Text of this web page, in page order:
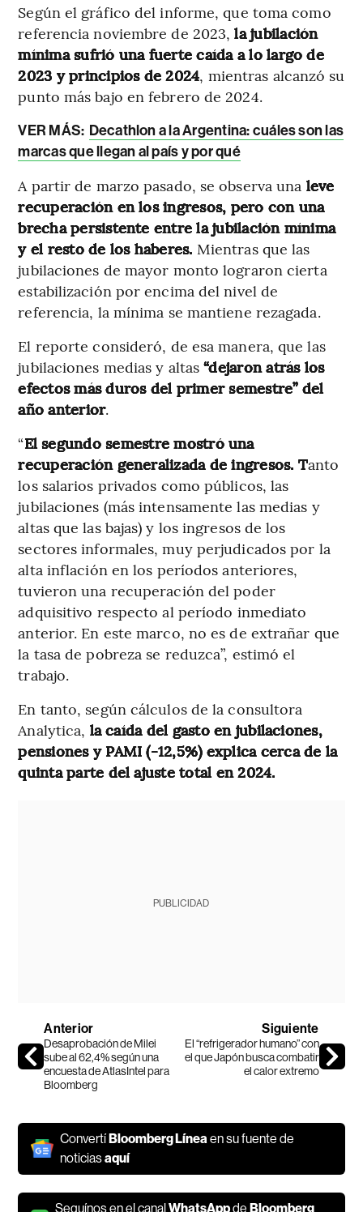
Según el gráfico del informe, que toma como
referencia noviembre de 2023,la jubilación
mínima sufrió una fuerte caída a lo largo de
2023 y principios de 2024, mientras alcanzó su
punto más bajo en febrero de 2024.
VER MÁS: Decathlon a la Argentina: cuáles son las
marcas que llegan al país y por qué
A partir de marzo pasado, se observa una leve
recuperación en los ingresos, pero con una
brecha persistente entre la jubilación mínima
y el resto de los haberes. Mientras que las
jubilaciones de mayor monto lograron cierta
estabilización por encima del nivel de
referencia, la mínima se mantiene rezagada.
El reporte consideró, de esa manera, que las
jubilaciones medias y altas“dejaron atrás los
efectos más duros del primer semestre” del
año anterior.
“El segundo semestre mostró una
recuperación generalizada de ingresos. Tanto
los salarios privados como públicos, las
jubilaciones (más intensamente las medias y
altas que las bajas) y los ingresos de los
sectores informales, muy perjudicados por la
alta inflación en los períodos anteriores,
tuvieron una recuperación del poder
adquisitivo respecto al período inmediato
anterior. En este marco, no es de extrañar que
la tasa de pobreza se reduzca”, estimó el
trabajo.
En tanto, según cálculos de la consultora
Analytica, la caída del gasto en jubilaciones,
pensiones y PAMI (-12,5%) explica cerca de la
quinta parte del ajuste total en 2024.
PUBLICIDAD
Anterior
Desaprobación de Milei
sube al 62,4% según una
encuesta de AtlasIntel para
Bloomberg
Siguiente
El “refrigerador humano” con
el que Japón busca combatir
el calor extremo
ConvertíBloomberg Línea en su fuente de
noticiasaquí
Seguínos en el canalWhatsAppdeBloomberg